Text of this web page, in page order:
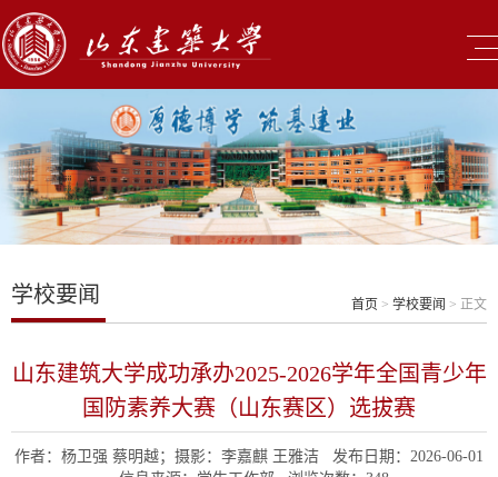
学校要闻 首页 > 学校要闻 > 正文
山东建筑大学成功承办2025-2026学年全国青少年
国防素养大赛（山东赛区）选拔赛
作者：杨卫强 蔡明越；摄影：李嘉麒 王雅洁 发布日期：2026-06-01